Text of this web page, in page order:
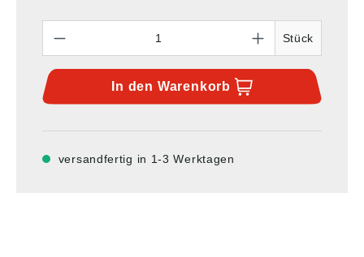
Stück
In den Warenkorb
versandfertig in 1-3 Werktagen